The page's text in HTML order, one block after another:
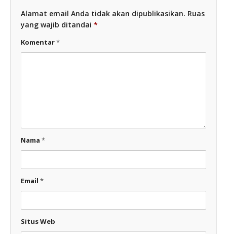
Alamat email Anda tidak akan dipublikasikan. Ruas
yang wajib ditandai *
Komentar*
Nama *
Email *
Situs Web